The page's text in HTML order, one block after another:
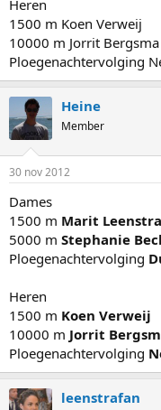
Heren
1500 m Koen Verweij
10000 m Jorrit Bergsma
Ploegenachtervolging
Heine
Member
30 nov 2012
Dames
1500 m Marit Leenstra
5000 m Stephanie
Ploegenachtervolging
Heren
1500 m Koen Verweij
10000 m Jorrit
Ploegenachtervolging
leenstrafan